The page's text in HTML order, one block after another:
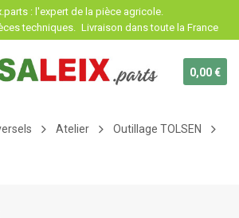
: l'expert de la pièce agricole.
techniques. Livraison dans toute la France
0,00 €
Atelier Outillage TOLSEN